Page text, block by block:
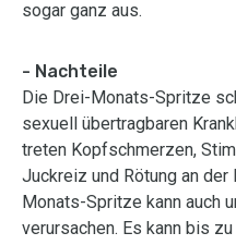
sogar ganz aus.
- Nachteile
Die Drei-Monats-Spritze
sexuell übertragbaren
treten Kopfschmerzen,
Juckreiz und Rötung an
Monats-Spritze kann auch
verursachen. Es kann bis